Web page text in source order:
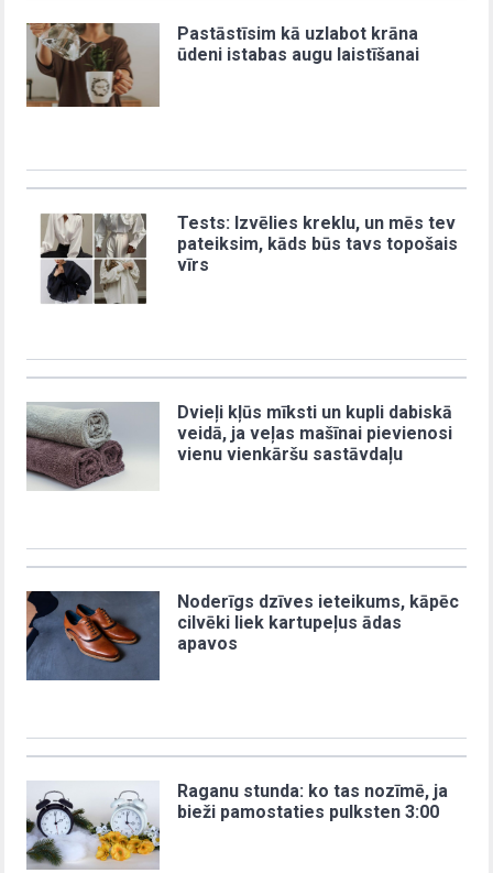
Pastāstīsim kā uzlabot krāna
ūdeni istabas augu laistīšanai
Tests: Izvēlies kreklu, un mēs tev
pateiksim, kāds būs tavs topošais
vīrs
Dvieļi kļūs mīksti un kupli dabiskā
veidā, ja veļas mašīnai pievienosi
vienu vienkāršu sastāvdaļu
Noderīgs dzīves ieteikums, kāpēc
cilvēki liek kartupeļus ādas
apavos
Raganu stunda: ko tas nozīmē, ja
bieži pamostaties pulksten 3:00